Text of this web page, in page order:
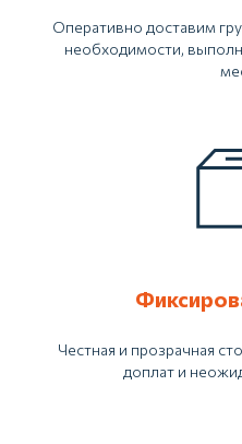
Оперативно доставим
необходимости,
Честная и прозрачная
доплат и